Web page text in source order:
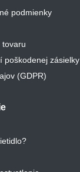
podmienky
tovaru
poškodenej zásielky
(GDPR)